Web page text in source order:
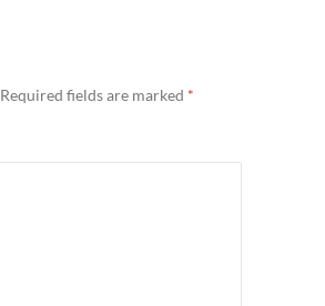
Required fields are marked *